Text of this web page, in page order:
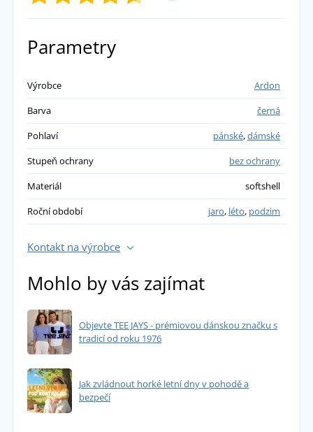
Soňa Janáková
Tyto boty jsme dostali jako dar pro centrální
sanitáře a zatím jsou nadmíru spokojeni.
Začíná testovací týden.
přidáno 01.02.2024
Miroslav
podrážka.
Parametry
Výrobce
Ardon
Barva
černá
Pohlaví
pánské,dámské
Stupeň ochrany
bez ochrany
Materiál
softshell
Roční období
jaro, léto, podzim
Kontakt na výrobce
Mohlo by vás zajímat
Objevte TEE JAYS - prémiovou dánskou značku s
tradicí od roku 1976
Jak zvládnout horké letní dny v pohodě a
bezpečí